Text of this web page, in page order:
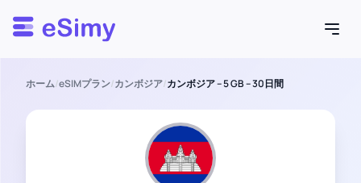
Esimy
ホーム/eSIMプラン/カンボジア/カンボジア – 5 GB – 30日間